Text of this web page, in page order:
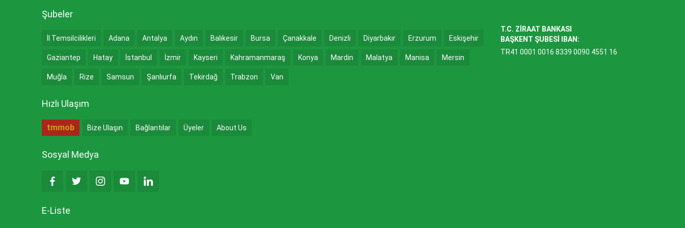
Şubeler
İl Temsilcilikleri Adana Antalya Aydın Balıkesir Bursa Çanakkale Denizli Diyarbakır Erzurum Eskişehir
Gaziantep Hatay İstanbul İzmir Kayseri Kahramanmaraş Konya Mardin Malatya Manisa Mersin
Muğla Rize Samsun Şanlıurfa Tekirdağ Trabzon Van
Hızlı Ulaşım
tmmob Bize Ulaşın Bağlantılar Üyeler About Us
Sosyal Medya
E-Liste
T.C. ZİRAAT BANKASI
BAŞKENT ŞUBESİ IBAN:
TR41 0001 0016 8339 0090 4551 16